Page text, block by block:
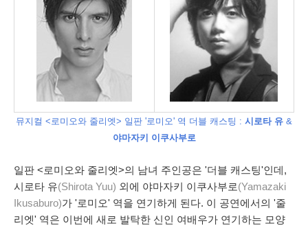
뮤지컬 <로미오와 줄리엣> 일판 '로미오' 역 더블 캐스팅 : 시로타 유 &
야마자키 이쿠사부로
일판 <로미오와 줄리엣>의 남녀 주인공은 '더블 캐스팅'인데,
시로타 유(Shirota Yuu) 외에 야마자키 이쿠사부로(Yamazaki
Ikusaburo)가 '로미오' 역을 연기하게 된다. 이 공연에서의 '줄
리엣' 역은 이번에 새로 발탁한 신인 여배우가 연기하는 모양